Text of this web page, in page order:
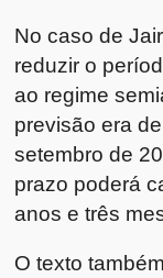
No caso de
reduzir o
ao regime
previsão era
setembro de
prazo poderá
anos e três
O texto